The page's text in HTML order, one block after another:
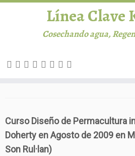
Línea Clave
Cosechando agua,
Permacultura
Curso Diseño de Permacultura
Doherty en Agosto de 2009 en
Son Rul·lan)